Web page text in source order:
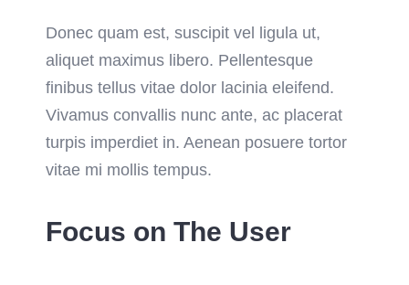
Donec quam est, suscipit vel ligula ut,
aliquet maximus libero. Pellentesque
finibus tellus vitae dolor lacinia eleifend.
Vivamus convallis nunc ante, ac placerat
turpis imperdiet in. Aenean posuere tortor
vitae mi mollis tempus.
Focus on The User